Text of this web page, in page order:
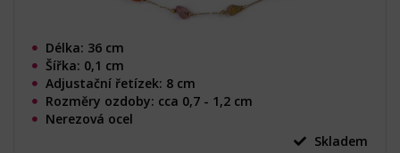
Délka: 36 cm
Šířka: 0,1 cm
Adjustační řetízek: 8 cm
Rozměry ozdoby: cca 0,7 - 1,2 cm
Nerezová ocel
Skladem